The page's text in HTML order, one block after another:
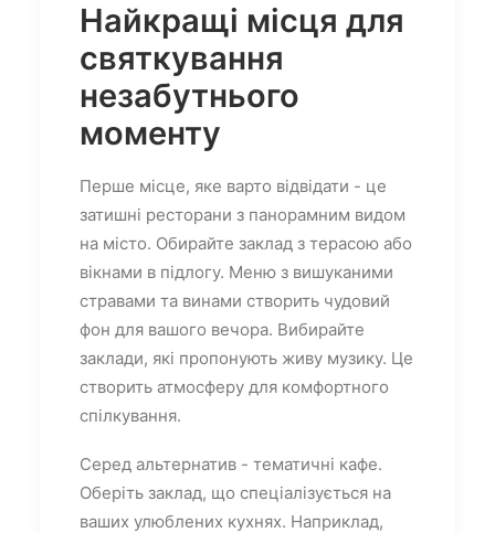
Найкращі місця для
святкування
незабутнього
моменту
Перше місце, яке варто відвідати - це
затишні ресторани з панорамним видом
на місто. Обирайте заклад з терасою або
вікнами в підлогу. Меню з вишуканими
стравами та винами створить чудовий
фон для вашого вечора. Вибирайте
заклади, які пропонують живу музику. Це
створить атмосферу для комфортного
спілкування.
Серед альтернатив - тематичні кафе.
Оберіть заклад, що спеціалізується на
ваших улюблених кухнях. Наприклад,